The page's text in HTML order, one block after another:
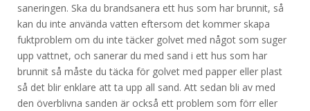
saneringen. Ska du brandsanera ett hus som har brunnit, så
kan du inte använda vatten eftersom det kommer skapa
fuktproblem om du inte täcker golvet med något som suger
upp vattnet, och sanerar du med sand i ett hus som har
brunnit så måste du täcka för golvet med papper eller plast
så det blir enklare att ta upp all sand. Att sedan bli av med
den överblivna sanden är också ett problem som förr eller